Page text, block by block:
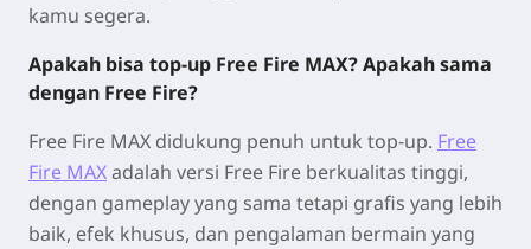
kamu segera.
Apakah bisa top-up Free Fire MAX? Apakah sama
dengan Free Fire?
Free Fire MAX didukung penuh untuk top-up. Free
Fire MAXadalah versi Free Fire berkualitas tinggi,
dengan gameplay yang sama tetapi grafis yang lebih
baik, efek khusus, dan pengalaman bermain yang